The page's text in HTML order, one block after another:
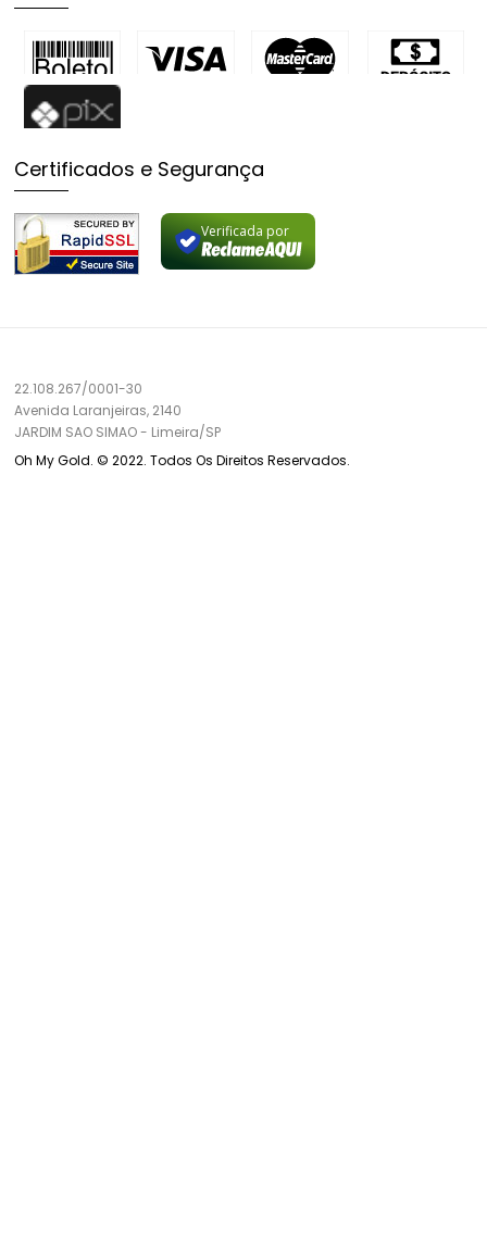
Certificados e Segurança
Verificada por
22.108.267/0001-30
Avenida Laranjeiras, 2140
JARDIM SAO SIMAO - Limeira/SP
Oh My Gold. © 2022. Todos Os Direitos Reservados.